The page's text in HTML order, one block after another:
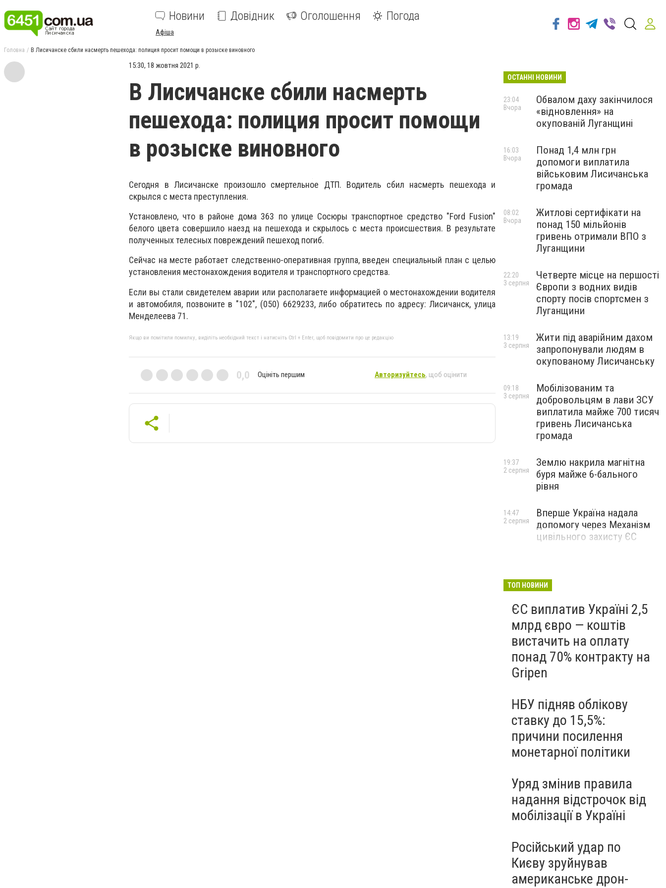
Новини Довідник Оголошення Погода
Афіша
Головна В Лисичанске сбили насмерть пешехода: полиция просит помощи в розыске виновного
15:30, 18 жовтня 2021 р.
В Лисичанске сбили насмерть
пешехода: полиция просит помощи
в розыске виновного
Сегодня в Лисичанске произошло смертельное ДТП. Водитель сбил насмерть пешехода и
скрылся с места преступления.
Установлено, что в районе дома 363 по улице Сосюры транспортное средство "Ford Fusion"
белого цвета совершило наезд на пешехода и скрылось с места происшествия. В результате
полученных телесных повреждений пешеход погиб.
Сейчас на месте работает следственно-оперативная группа, введен специальный план с целью
установления местонахождения водителя и транспортного средства.
Если вы стали свидетелем аварии или располагаете информацией о местонахождении водителя
и автомобиля, позвоните в "102", (050) 6629233, либо обратитесь по адресу: Лисичанск, улица
Менделеева 71.
Якщо ви помітили помилку, виділіть необхідний текст і натисніть Ctrl + Enter, щоб повідомити про це редакцію
0,0 Оцініть першим Авторизуйтесь, щоб оцінити
ОСТАННІ НОВИНИ
Обвалом даху закінчилося
«відновлення» на
окупованій Луганщині
23:04
Вчора
Понад 1,4 млн грн
допомоги виплатила
військовим Лисичанська
громада
16:03
Вчора
Житлові сертифікати на
понад 150 мільйонів
гривень отримали ВПО з
Луганщини
08:02
Вчора
Четверте місце на першості
Європи з водних видів
спорту посів спортсмен з
Луганщини
22:20
3 серпня
Жити під аварійним дахом
запропонували людям в
окупованому Лисичанську
13:19
3 серпня
Мобілізованим та
добровольцям в лави ЗСУ
виплатила майже 700 тисяч
гривень Лисичанська
громада
09:18
3 серпня
Землю накрила магнітна
буря майже 6-бального
рівня
19:37
2 серпня
Вперше Україна надала
допомогу через Механізм
цивільного захисту ЄС
14:47
2 серпня
ТОП НОВИНИ
ЄС виплатив Україні 2,5
млрд євро — коштів
вистачить на оплату
понад 70% контракту на
Gripen
НБУ підняв облікову
ставку до 15,5%:
причини посилення
монетарної політики
Уряд змінив правила
надання відстрочок від
мобілізації в Україні
Російський удар по
Києву зруйнував
американське дрон-